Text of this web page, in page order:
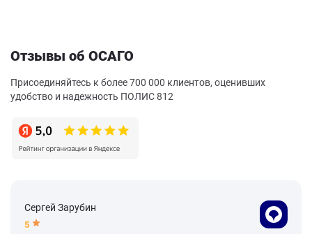
Отзывы об ОСАГО
Присоединяйтесь к более 700 000 клиентов, оценивших
удобство и надежность ПОЛИС 812
Сергей Зарубин
5